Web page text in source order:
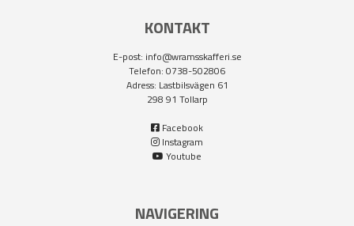
KONTAKT
E-post: info@wramsskafferi.se
Telefon: 0738-502806
Adress: Lastbilsvägen 61
298 91 Tollarp
Facebook
Instagram
Youtube
NAVIGERING